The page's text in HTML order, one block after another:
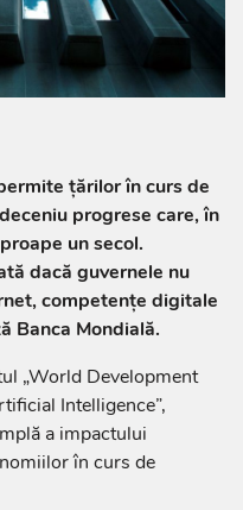
țărilor în curs de
progrese care, în
un secol.
dacă guvernele nu
competențe digitale
Banca Mondială.
„World Development
Intelligence”,
a impactului
în curs de